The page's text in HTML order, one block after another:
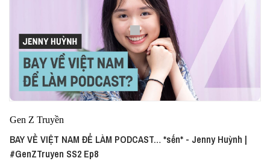
Gen Z Truyền
BAY VỀ VIỆT NAM ĐỂ LÀM PODCAST… *sến* - Jenny Huỳnh |
#GenZTruyen SS2 Ep8